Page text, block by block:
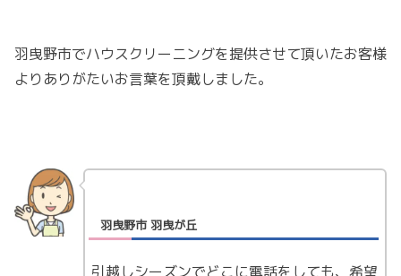
羽曳野市でハウスクリーニングを提供させて頂いたお客様
よりありがたいお言葉を頂戴しました。
羽曳野市 羽曳が丘
引越しシーズンでどこに電話をしても、希望